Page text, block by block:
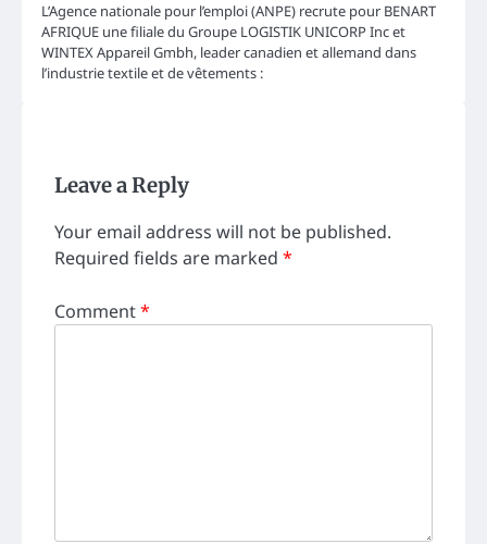
L’Agence nationale pour l’emploi (ANPE) recrute pour BENART
AFRIQUE une filiale du Groupe LOGISTIK UNICORP Inc et
WINTEX Appareil Gmbh, leader canadien et allemand dans
l’industrie textile et de vêtements :
Leave a Reply
Your email address will not be published.
Required fields are marked *
Comment*